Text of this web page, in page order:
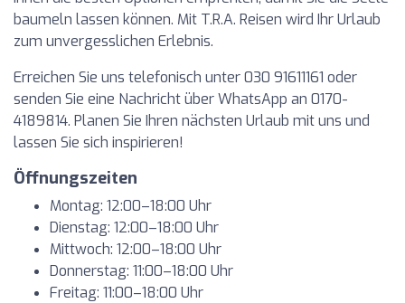
baumeln lassen können. Mit T.R.A. Reisen wird Ihr Urlaub
zum unvergesslichen Erlebnis.
Erreichen Sie uns telefonisch unter 030 91611161 oder
senden Sie eine Nachricht über WhatsApp an 0170-
4189814. Planen Sie Ihren nächsten Urlaub mit uns und
lassen Sie sich inspirieren!
Öffnungszeiten
Montag: 12:00–18:00 Uhr
Dienstag: 12:00–18:00 Uhr
Mittwoch: 12:00–18:00 Uhr
Donnerstag: 11:00–18:00 Uhr
Freitag: 11:00–18:00 Uhr